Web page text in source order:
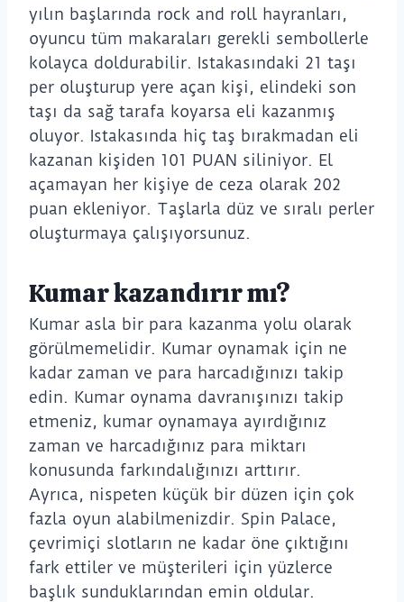
yılın başlarında rock and roll hayranları,
oyuncu tüm makaraları gerekli sembollerle
kolayca doldurabilir. Istakasındaki 21 taşı
per oluşturup yere açan kişi, elindeki son
taşı da sağ tarafa koyarsa eli kazanmış
oluyor. Istakasında hiç taş bırakmadan eli
kazanan kişiden 101 PUAN siliniyor. El
açamayan her kişiye de ceza olarak 202
puan ekleniyor. Taşlarla düz ve sıralı perler
oluşturmaya çalışıyorsunuz.
Kumar kazandırır mı?
Kumar asla bir para kazanma yolu olarak
görülmemelidir. Kumar oynamak için ne
kadar zaman ve para harcadığınızı takip
edin. Kumar oynama davranışınızı takip
etmeniz, kumar oynamaya ayırdığınız
zaman ve harcadığınız para miktarı
konusunda farkındalığınızı arttırır.
Ayrıca, nispeten küçük bir düzen için çok
fazla oyun alabilmenizdir. Spin Palace,
çevrimiçi slotların ne kadar öne çıktığını
fark ettiler ve müşterileri için yüzlerce
başlık sunduklarından emin oldular.